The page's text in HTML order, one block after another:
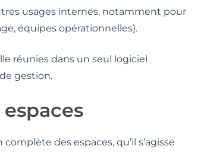
usages internes, notamment pour
équipes opérationnelles).
réunies dans un seul logiciel
gestion.
des espaces, qu’il s’agisse